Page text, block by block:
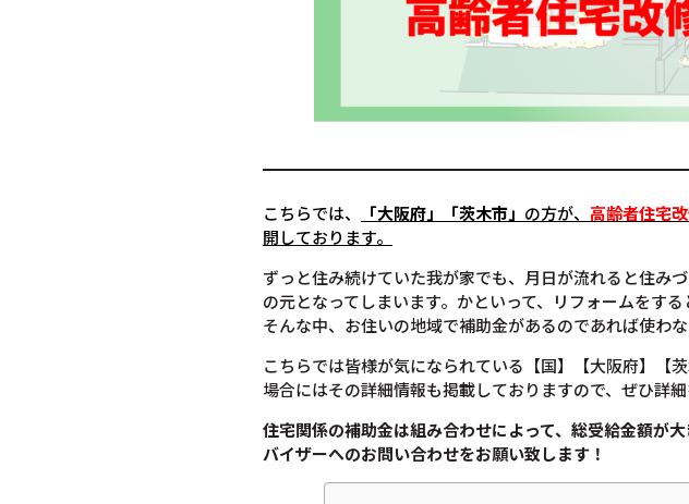
こちらでは、 「大阪府」「茨木市」 の方が、 高齢者住宅
開しております。
ずっと住み続けていた我が家でも、月日が流れると住み
の元となってしまいます。かといって、リフォームをす
そんな中、お住いの地域で補助金があるのであれば使わ
こちらでは皆様が気になられている【国】【大阪府】【
場合にはその詳細情報も掲載しておりますので、ぜひ詳
住宅関係の補助金は組み合わせによって、総受給金額が
バイザーへのお問い合わせをお願い致します！